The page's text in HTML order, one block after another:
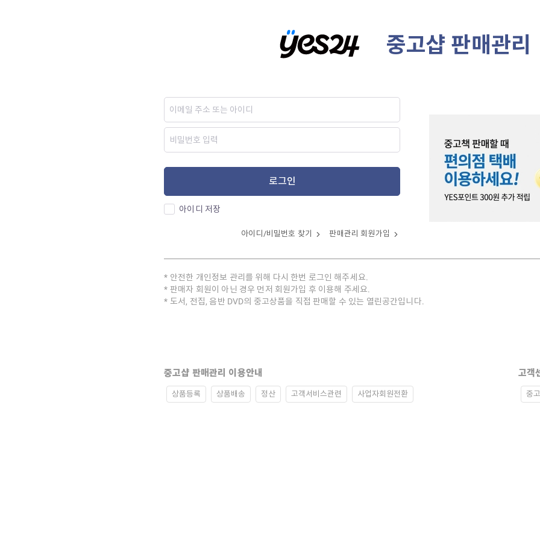
중고샵 판매관리
로그인
아이디 저장
아이디/비밀번호 찾기 판매관리 회원가입
안전한 개인정보 관리를 위해 다시 한번 로그인 해주세요.
판매자 회원이 아닌 경우 먼저 회원가입 후 이용해 주세요.
도서, 전집, 음반 DVD의 중고상품을 직접 판매할 수 있는 열린공간입니다.
중고샵 판매관리 이용안내
상품등록 상품배송 정산 고객서비스관련 사업자회원전환
고객
중